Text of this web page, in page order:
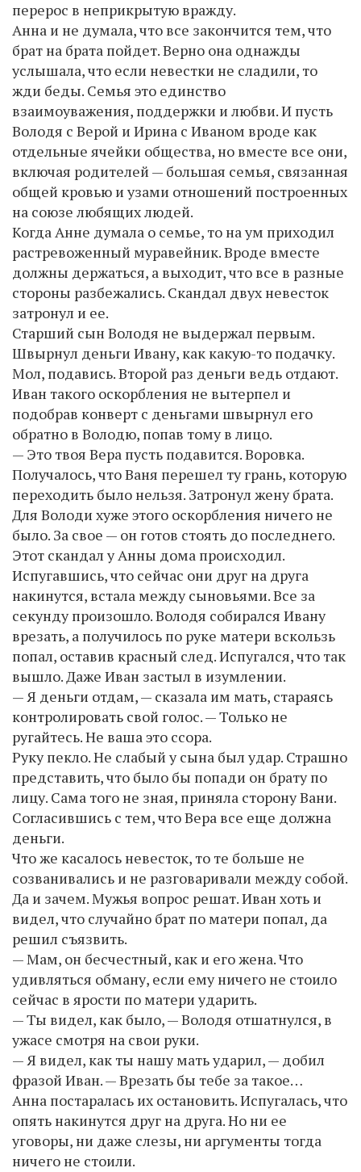
перерос в неприкрытую вражду.
Анна и не думала, что все закончится тем, что
брат на брата пойдет. Верно она однажды
услышала, что если невестки не сладили, то
жди беды. Семья это единство
взаимоуважения, поддержки и любви. И пусть
Володя с Верой и Ирина с Иваном вроде как
отдельные ячейки общества, но вместе все они,
включая родителей — большая семья, связанная
общей кровью и узами отношений построенных
на союзе любящих людей.
Когда Анне думала о семье, то на ум приходил
растревоженный муравейник. Вроде вместе
должны держаться, а выходит, что все в разные
стороны разбежались. Скандал двух невесток
затронул и ее.
Старший сын Володя не выдержал первым.
Швырнул деньги Ивану, как какую-то подачку.
Мол, подавись. Второй раз деньги ведь отдают.
Иван такого оскорбления не вытерпел и
подобрав конверт с деньгами швырнул его
обратно в Володю, попав тому в лицо.
— Это твоя Вера пусть подавится. Воровка.
Получалось, что Ваня перешел ту грань, которую
переходить было нельзя. Затронул жену брата.
Для Володи хуже этого оскорбления ничего не
было. За свое — он готов стоять до последнего.
Этот скандал у Анны дома происходил.
Испугавшись, что сейчас они друг на друга
накинутся, встала между сыновьями. Все за
секунду произошло. Володя собирался Ивану
врезать, а получилось по руке матери вскользь
попал, оставив красный след. Испугался, что так
вышло. Даже Иван застыл в изумлении.
— Я деньги отдам, — сказала им мать, стараясь
контролировать свой голос. — Только не
ругайтесь. Не ваша это ссора.
Руку пекло. Не слабый у сына был удар. Страшно
представить, что было бы попади он брату по
лицу. Сама того не зная, приняла сторону Вани.
Согласившись с тем, что Вера все еще должна
деньги.
Что же касалось невесток, то те больше не
созванивались и не разговаривали между собой.
Да и зачем. Мужья вопрос решат. Иван хоть и
видел, что случайно брат по матери попал, да
решил съязвить.
— Мам, он бесчестный, как и его жена. Что
удивляться обману, если ему ничего не стоило
сейчас в ярости по матери ударить.
— Ты видел, как было, — Володя отшатнулся, в
ужасе смотря на свои руки.
— Я видел, как ты нашу мать ударил, — добил
фразой Иван. — Врезать бы тебе за такое…
Анна постаралась их остановить. Испугалась, что
опять накинутся друг на друга. Но ни ее
уговоры, ни даже слезы, ни аргументы тогда
ничего не стоили.